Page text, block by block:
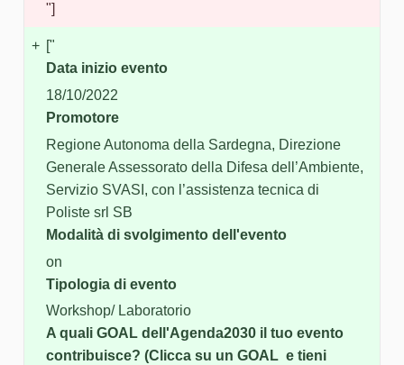
"]
+ ["
Data inizio evento
18/10/2022
Promotore
Regione Autonoma della Sardegna, Direzione
Generale Assessorato della Difesa dell’Ambiente,
Servizio SVASI, con l’assistenza tecnica di
Poliste srl SB
Modalità di svolgimento dell'evento
on
Tipologia di evento
Workshop/ Laboratorio
A quali GOAL dell'Agenda2030 il tuo evento
contribuisce? (Clicca su un GOAL e tieni